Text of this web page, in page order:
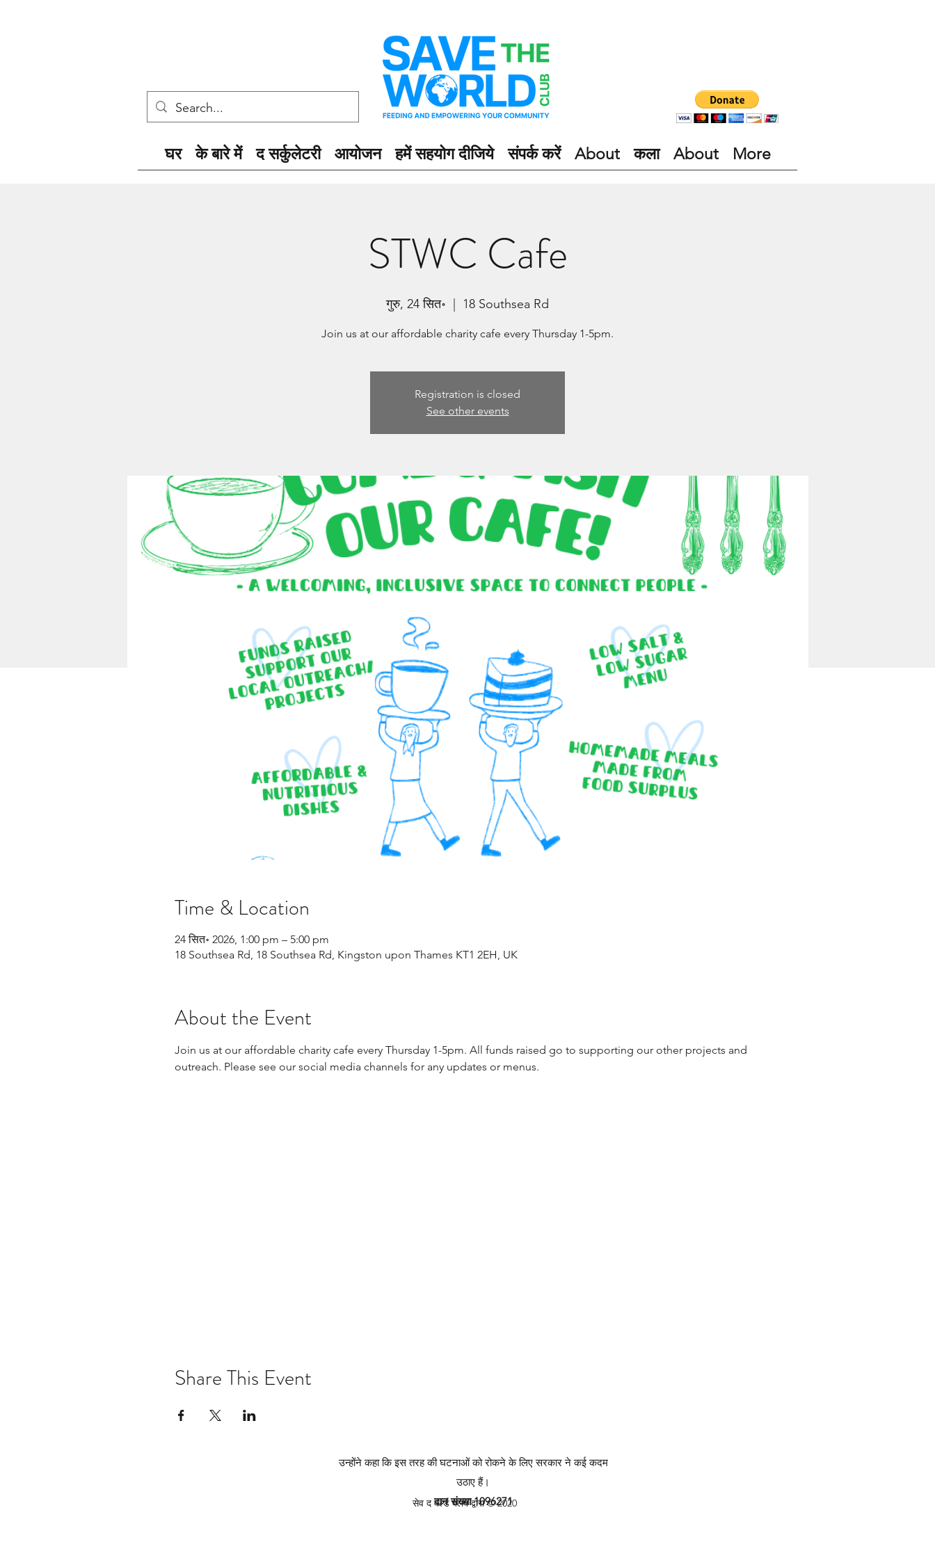
घर के बारे में द सर्कुलेटरी आयोजन हमें सहयोग दीजिये संपर्क करें About कला About More
STWC Cafe
गुरु, 24 सित॰ 18 Southsea Rd
Join us at our affordable charity cafe every Thursday 1-5pm.
Registration is closed
See other events
Time & Location
24 सित॰ 2026, 1:00 pm – 5:00 pm
18 Southsea Rd, 18 Southsea Rd, Kingston upon Thames KT1 2EH, UK
About the Event
Join us at our affordable charity cafe every Thursday 1-5pm. All funds raised go to supporting our other projects and
outreach. Please see our social media channels for any updates or menus.
Share This Event
उन्होंने कहा कि इस तरह की घटनाओं को रोकने के लिए सरकार ने कई कदम
उठाए हैं।
दान संख्या 1096271
सेव द वर्ल्ड क्लब द्वारा © 2020